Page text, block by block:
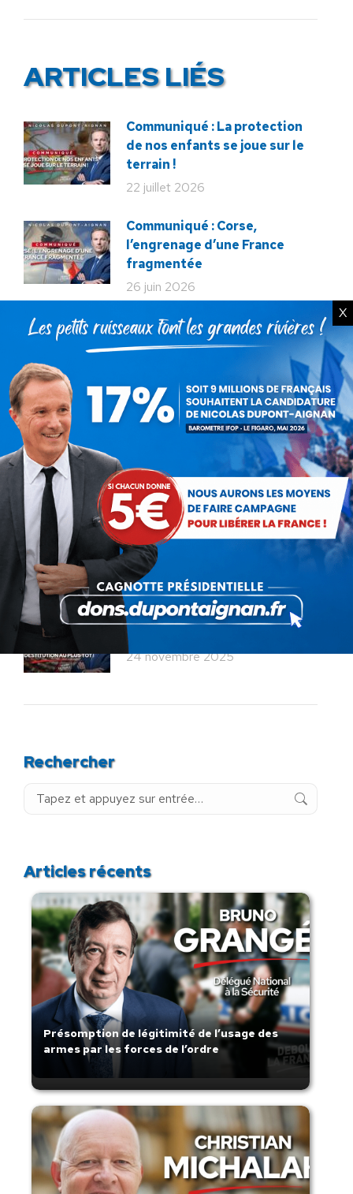
ARTICLES LIÉS
Communiqué : La protection
de nos enfants se joue sur le
terrain !
22 juillet 2026
Communiqué : Corse,
l’engrenage d’une France
fragmentée
26 juin 2026
En ce 18 juin, le meilleur
hommage : libérer à nouveau la
18 juin 2026
Macron veut tuer notre
12 décembre 2025
Service militaire : à quand des
mesures sérieuses et
réalistes ?
28 novembre 2025
Budget : l’imposture de trop.
La destitution au plus tôt !
24 novembre 2025
Rechercher
Recherche
Articles récents
Présomption de légitimité de l’usage des
armes par les forces de l’ordre
X